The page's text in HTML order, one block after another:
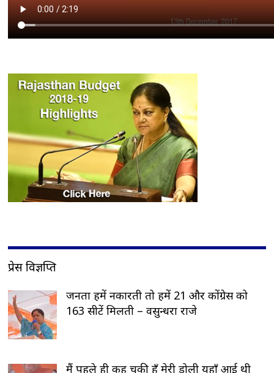
प्रेस विज्ञप्ति
जनता हमें नकारती तो हमें 21 और कोंग्रेस को
163 सीटें मिलती – वसुन्धरा राजे
मैं पहले ही कह चुकी हूँ मेरी डोली यहाँ आई थी